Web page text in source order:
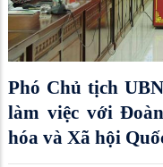
Phó Chủ tịch
làm việc với
hóa và Xã hội